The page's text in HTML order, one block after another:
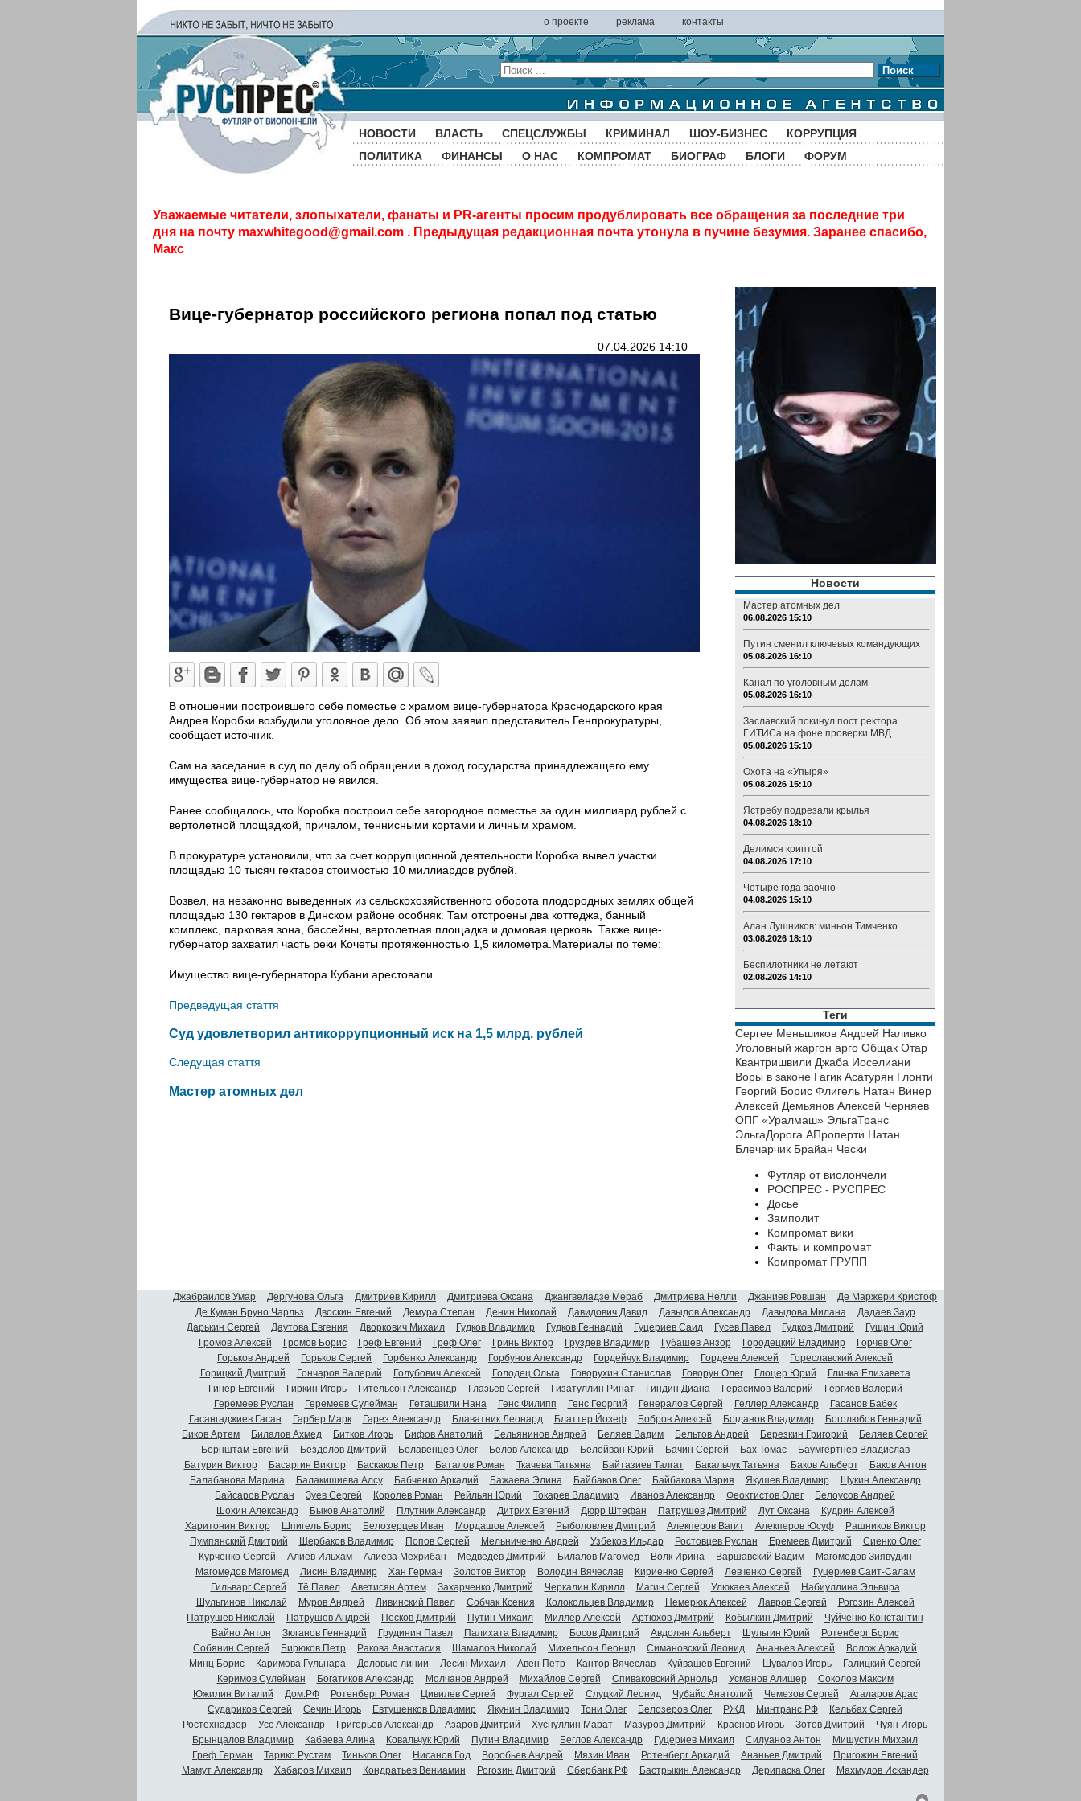
о проекте реклама контакты
Поиск
НОВОСТИ ВЛАСТЬ СПЕЦСЛУЖБЫ КРИМИНАЛ ШОУ-БИЗНЕС
КОРРУПЦИЯ
ПОЛИТИКА
ФИНАНСЫ О НАС КОМПРОМАТ БИОГРАФ БЛОГИ ФОРУМ
Уважаемые читатели, злопыхатели, фанаты и PR-агенты просим продублировать все обращения за последние три
дня на почту maxwhitegood@gmail.com . Предыдущая редакционная почта утонула в пучине безумия. Заранее спасибо,
Макс
Вице-губернатор российского региона попал под статью
07.04.2026 14:10
В отношении построившего себе поместье с храмом вице-губернатора Краснодарского края
Андрея Коробки возбудили уголовное дело. Об этом заявил представитель Генпрокуратуры,
сообщает источник.
Сам на заседание в суд по делу об обращении в доход государства принадлежащего ему
имущества вице-губернатор не явился.
Ранее сообщалось, что Коробка построил себе загородное поместье за один миллиард рублей с
вертолетной площадкой, причалом, теннисными кортами и личным храмом.
В прокуратуре установили, что за счет коррупционной деятельности Коробка вывел участки
площадью 10 тысяч гектаров стоимостью 10 миллиардов рублей.
Возвел, на незаконно выведенных из сельскохозяйственного оборота плодородных землях общей
площадью 130 гектаров в Динском районе особняк. Там отстроены два коттеджа, банный
комплекс, парковая зона, бассейны, вертолетная площадка и домовая церковь. Также вице-
губернатор захватил часть реки Кочеты протяженностью 1,5 километра.Материалы по теме:
Имущество вице-губернатора Кубани арестовали
Предведущая стаття
Суд удовлетворил антикоррупционный иск на 1,5 млрд. рублей
Следущая стаття
Мастер атомных дел
Новости
Мастер атомных дел
06.08.2026 15:10
Путин сменил ключевых командующих
05.08.2026 16:10
Канал по уголовным делам
05.08.2026 16:10
Заславский покинул пост ректора
ГИТИСа на фоне проверки МВД
05.08.2026 15:10
Охота на «Упыря»
05.08.2026 15:10
Ястребу подрезали крылья
04.08.2026 18:10
Делимся криптой
04.08.2026 17:10
Четыре года заочно
04.08.2026 15:10
Алан Лушников: миньон Тимченко
03.08.2026 18:10
Беспилотники не летают
02.08.2026 14:10
Теги
Сергее Меньшиков Андрей Наливко
Уголовный жаргон арго Общак Отар
Квантришвили Джаба Иоселиани
Воры в законе Гагик Асатурян Глонти
Георгий Борис Флигель Натан Винер
Алексей Демьянов Алексей Черняев
ОПГ «Уралмаш» ЭльгаТранс
ЭльгаДорога АПроперти Натан
Блечарчик Брайан Чески
Футляр от виолончели
РОСПРЕС - РУСПРЕС
Досье
Замполит
Компромат вики
Факты и компромат
Компромат ГРУПП
Джабраилов Умар Дергунова Ольга Дмитриев Кирилл Дмитриева Оксана Джангвеладзе Мераб Дмитриева Нелли Джаниев Ровшан
Де Маржери Кристоф
Де Куман Бруно Чарльз
Двоскин Евгений Демура Степан Денин Николай Давидович Давид Давыдов Александр Давыдова Милана
Дадаев Заур
Дарькин Сергей
Даутова Евгения Дворкович Михаил Гудков Владимир Гудков Геннадий Гуцериев Саид Гусев Павел Гудков Дмитрий
Гущин Юрий
Громов Алексей
Громов Борис Греф Евгений Греф Олег Гринь Виктор Груздев Владимир Губашев Анзор Городецкий Владимир
Горчев Олег
Горьков Андрей
Горьков Сергей Горбенко Александр Горбунов Александр Гордейчук Владимир Гордеев Алексей
Гореславский Алексей
Горицкий Дмитрий
Гончаров Валерий Голубович Алексей Голодец Ольга Говорухин Станислав Говорун Олег Глоцер Юрий
Глинка Елизавета
Гинер Евгений
Гиркин Игорь Гительсон Александр Глазьев Сергей Гизатуллин Ринат Гиндин Диана Герасимов Валерий
Гергиев Валерий
Геремеев Руслан
Геремеев Сулейман Геташвили Нана Генс Филипп Генс Георгий Генералов Сергей Геллер Александр
Гасанов Бабек
Гасангаджиев Гасан
Гарбер Марк Гарез Александр Блаватник Леонард Блаттер Йозеф Бобров Алексей Богданов Владимир
Боголюбов Геннадий
Биков Артем
Билалов Ахмед Битков Игорь Бифов Анатолий Бельянинов Андрей Беляев Вадим Бельтов Андрей Березкин Григорий
Беляев Сергей
Бернштам Евгений
Безделов Дмитрий Белавенцев Олег Белов Александр Белойван Юрий Бачин Сергей Бах Томас
Баумгертнер Владислав
Батурин Виктор
Басаргин Виктор Баскаков Петр Баталов Роман Ткачева Татьяна Байтазиев Талгат Бакальчук Татьяна Баков Альберт
Баков Антон
Балабанова Марина
Балакишиева Алсу Бабченко Аркадий Бажаева Элина Байбаков Олег Байбакова Мария Якушев Владимир
Щукин Александр
Байсаров Руслан
Зуев Сергей Королев Роман Рейльян Юрий Токарев Владимир Иванов Александр Феоктистов Олег
Белоусов Андрей
Шохин Александр
Быков Анатолий Плутник Александр Дитрих Евгений Дюрр Штефан Патрушев Дмитрий Лут Оксана
Кудрин Алексей
Харитонин Виктор
Шпигель Борис Белозерцев Иван Мордашов Алексей Рыболовлев Дмитрий Алекперов Вагит Алекперов Юсуф
Рашников Виктор
Пумпянский Дмитрий
Щербаков Владимир Попов Сергей Мельниченко Андрей Узбеков Ильдар Ростовцев Руслан Еремеев Дмитрий
Сиенко Олег
Курченко Сергей
Алиев Ильхам Алиева Мехрибан Медведев Дмитрий Билалов Магомед Волк Ирина Варшавский Вадим
Магомедов Зиявудин
Магомедов Магомед
Лисин Владимир Хан Герман Золотов Виктор Володин Вячеслав Кириенко Сергей Левченко Сергей
Гуцериев Саит-Салам
Гильварг Сергей
Тё Павел Аветисян Артем Захарченко Дмитрий Черкалин Кирилл Магин Сергей Улюкаев Алексей
Набиуллина Эльвира
Шульгинов Николай
Муров Андрей Ливинский Павел Собчак Ксения Колокольцев Владимир Немерюк Алексей Лавров Сергей
Рогозин Алексей
Патрушев Николай
Патрушев Андрей Песков Дмитрий Путин Михаил Миллер Алексей Артюхов Дмитрий Кобылкин Дмитрий
Чуйченко Константин
Вайно Антон
Зюганов Геннадий Грудинин Павел Палихата Владимир Босов Дмитрий Авдолян Альберт Шульгин Юрий
Ротенберг Борис
Собянин Сергей
Бирюков Петр Ракова Анастасия Шамалов Николай Михельсон Леонид Симановский Леонид Ананьев Алексей
Волож Аркадий
Минц Борис
Каримова Гульнара Деловые линии Лесин Михаил Авен Петр Кантор Вячеслав Куйвашев Евгений Шувалов Игорь
Галицкий Сергей
Керимов Сулейман
Богатиков Александр Молчанов Андрей Михайлов Сергей Спиваковский Арнольд Усманов Алишер
Соколов Максим
Южилин Виталий
Дом.РФ Ротенберг Роман Цивилев Сергей Фургал Сергей Слуцкий Леонид Чубайс Анатолий Чемезов Сергей
Агаларов Арас
Судариков Сергей
Сечин Игорь Евтушенков Владимир Якунин Владимир Тони Олег Белозеров Олег РЖД Минтранс РФ
Кельбах Сергей
Ростехнадзор
Усс Александр Григорьев Александр Азаров Дмитрий Хуснуллин Марат Мазуров Дмитрий Краснов Игорь Зотов Дмитрий
Чуян Игорь
Брынцалов Владимир
Кабаева Алина Ковальчук Юрий Путин Владимир Беглов Александр Гуцериев Михаил Силуанов Антон
Мишустин Михаил
Греф Герман
Тарико Рустам Тиньков Олег Нисанов Год Воробьев Андрей Мязин Иван Ротенберг Аркадий Ананьев Дмитрий
Пригожин Евгений
Мамут Александр
Хабаров Михаил Кондратьев Вениамин Рогозин Дмитрий Сбербанк РФ Бастрыкин Александр Дерипаска Олег Махмудов Искандер